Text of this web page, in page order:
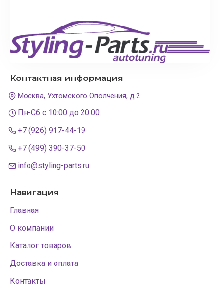
Контактная информация
Москва, Ухтомского Ополчения, д.2
Пн-Сб с 10:00 до 20:00
+7 (926) 917-44-19
+7 (499) 390-37-50
info@styling-parts.ru
Навигация
Главная
О компании
Каталог товаров
Доставка и оплата
Контакты